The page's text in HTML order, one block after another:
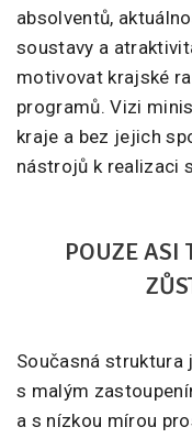
absolventů,
soustavy a
motivovat krajské
programů. Vizi
kraje a bez jejich
nástrojů k realizaci
POUZE ASI
Současná struktura
s malým
a s nízkou mírou